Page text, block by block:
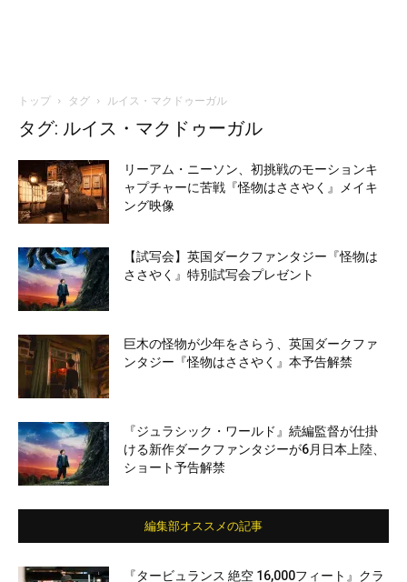
トップ タグ ルイス・マクドゥーガル
タグ: ルイス・マクドゥーガル
リーアム・ニーソン、初挑戦のモーションキ
ャプチャーに苦戦『怪物はささやく』メイキ
ング映像
【試写会】英国ダークファンタジー『怪物は
ささやく』特別試写会プレゼント
巨木の怪物が少年をさらう、英国ダークファ
ンタジー『怪物はささやく』本予告解禁
『ジュラシック・ワールド』続編監督が仕掛
ける新作ダークファンタジーが6月日本上陸、
ショート予告解禁
編集部オススメの記事
『タービュランス 絶空 16,000フィート』クラ